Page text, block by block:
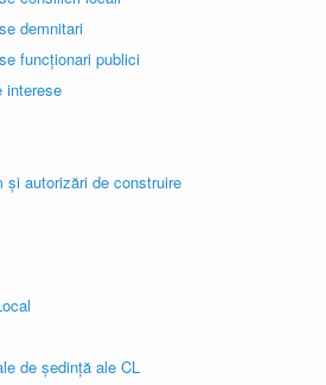
demnitari
funcționari publici
interese
și autorizări de construire
de ședință ale CL